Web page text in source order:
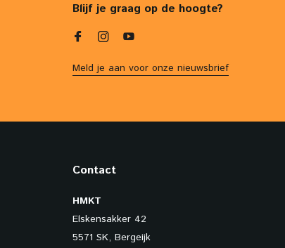
Blijf je graag op de hoogte?
Meld je aan voor onze nieuwsbrief
Contact
HMKT
Elskensakker 42
5571 SK, Bergeijk